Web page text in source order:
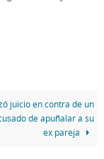
juicio en contra de un
de apuñalar a su
ex pareja